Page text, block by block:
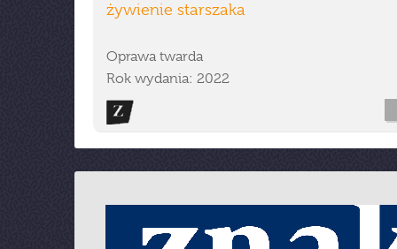
żywienie starszaka
Oprawa twarda
Rok wydania: 2022